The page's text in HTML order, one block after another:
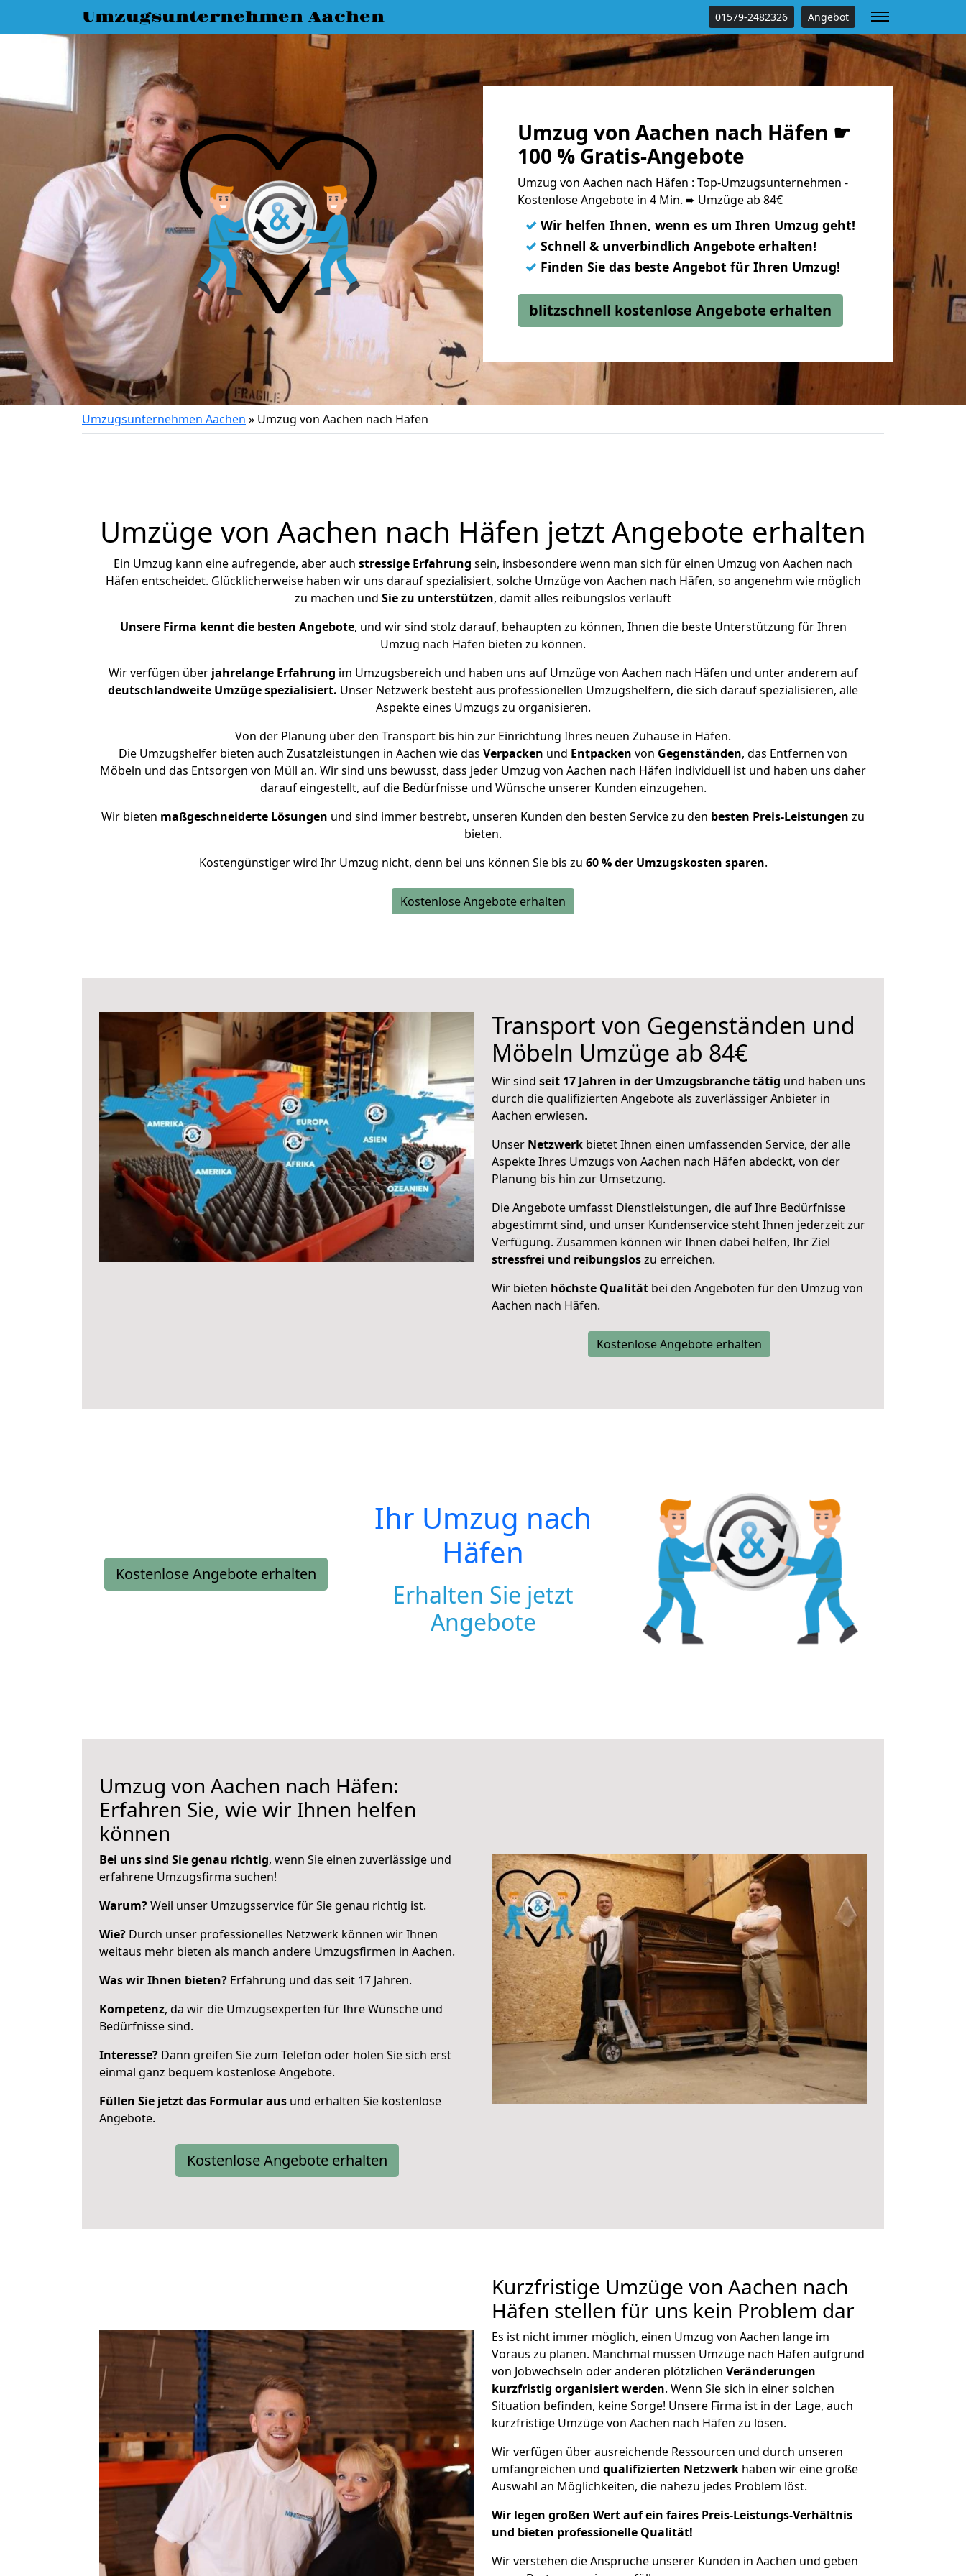
Umzugsunternehmen Aachen 01579-2482326 Angebot
Umzug von Aachen nach Häfen ☛
100 % Gratis-Angebote
Umzug von Aachen nach Häfen : Top-Umzugsunternehmen -
Kostenlose Angebote in 4 Min. ➨ Umzüge ab 84€
✓ Wir helfen Ihnen, wenn es um Ihren Umzug geht!
✓ Schnell & unverbindlich Angebote erhalten!
✓ Finden Sie das beste Angebot für Ihren Umzug!
blitzschnell kostenlose Angebote erhalten
Umzugsunternehmen Aachen » Umzug von Aachen nach Häfen
Umzüge von Aachen nach Häfen jetzt Angebote erhalten
Ein Umzug kann eine aufregende, aber auch stressige Erfahrung sein, insbesondere wenn man sich für einen Umzug von Aachen nach
Häfen entscheidet. Glücklicherweise haben wir uns darauf spezialisiert, solche Umzüge von Aachen nach Häfen, so angenehm wie möglich
zu machen und Sie zu unterstützen, damit alles reibungslos verläuft
Unsere Firma kennt die besten Angebote, und wir sind stolz darauf, behaupten zu können, Ihnen die beste Unterstützung für Ihren
Umzug nach Häfen bieten zu können.
Wir verfügen überjahrelange Erfahrung im Umzugsbereich und haben uns auf Umzüge von Aachen nach Häfen und unter anderem auf
deutschlandweite Umzüge spezialisiert. Unser Netzwerk besteht aus professionellen Umzugshelfern, die sich darauf spezialisieren, alle
Aspekte eines Umzugs zu organisieren.
Von der Planung über den Transport bis hin zur Einrichtung Ihres neuen Zuhause in Häfen.
Die Umzugshelfer bieten auch Zusatzleistungen in Aachen wie das Verpacken und Entpacken von Gegenständen, das Entfernen von
Möbeln und das Entsorgen von Müll an. Wir sind uns bewusst, dass jeder Umzug von Aachen nach Häfen individuell ist und haben uns daher
darauf eingestellt, auf die Bedürfnisse und Wünsche unserer Kunden einzugehen.
Wir bieten maßgeschneiderte Lösungen und sind immer bestrebt, unseren Kunden den besten Service zu den besten Preis-Leistungen zu
bieten.
Kostengünstiger wird Ihr Umzug nicht, denn bei uns können Sie bis zu 60 % der Umzugskosten sparen.
Kostenlose Angebote erhalten
Transport von Gegenständen und
Möbeln Umzüge ab 84€
Wir sind seit 17 Jahren in der Umzugsbranche tätig und haben uns
durch die qualifizierten Angebote als zuverlässiger Anbieter in
Aachen erwiesen.
Unser Netzwerk bietet Ihnen einen umfassenden Service, der alle
Aspekte Ihres Umzugs von Aachen nach Häfen abdeckt, von der
Planung bis hin zur Umsetzung.
Die Angebote umfasst Dienstleistungen, die auf Ihre Bedürfnisse
abgestimmt sind, und unser Kundenservice steht Ihnen jederzeit zur
Verfügung. Zusammen können wir Ihnen dabei helfen, Ihr Ziel
stressfrei und reibungsloszu erreichen.
Wir bieten höchste Qualität bei den Angeboten für den Umzug von
Aachen nach Häfen.
Kostenlose Angebote erhalten
Kostenlose Angebote erhalten
Ihr Umzug nach
Häfen
Erhalten Sie jetzt
Angebote
Umzug von Aachen nach Häfen:
Erfahren Sie, wie wir Ihnen helfen
können
Bei uns sind Sie genau richtig, wenn Sie einen zuverlässige und
erfahrene Umzugsfirma suchen!
Warum?Weil unser Umzugsservice für Sie genau richtig ist.
Wie? Durch unser professionelles Netzwerk können wir Ihnen
weitaus mehr bieten als manch andere Umzugsfirmen in Aachen.
Was wir Ihnen bieten? Erfahrung und das seit 17 Jahren.
Kompetenz, da wir die Umzugsexperten für Ihre Wünsche und
Bedürfnisse sind.
Interesse? Dann greifen Sie zum Telefon oder holen Sie sich erst
einmal ganz bequem kostenlose Angebote.
Füllen Sie jetzt das Formular aus und erhalten Sie kostenlose
Angebote.
Kostenlose Angebote erhalten
Kurzfristige Umzüge von Aachen nach
Häfen stellen für uns kein Problem dar
Es ist nicht immer möglich, einen Umzug von Aachen lange im
Voraus zu planen. Manchmal müssen Umzüge nach Häfen aufgrund
von Jobwechseln oder anderen plötzlichen Veränderungen
kurzfristig organisiert werden. Wenn Sie sich in einer solchen
Situation befinden, keine Sorge! Unsere Firma ist in der Lage, auch
kurzfristige Umzüge von Aachen nach Häfen zu lösen.
Wir verfügen über ausreichende Ressourcen und durch unseren
umfangreichen und qualifizierten Netzwerk haben wir eine große
Auswahl an Möglichkeiten, die nahezu jedes Problem löst.
Wir legen großen Wert auf ein faires Preis-Leistungs-Verhältnis
und bieten professionelle Qualität!
Wir verstehen die Ansprüche unserer Kunden in Aachen und geben